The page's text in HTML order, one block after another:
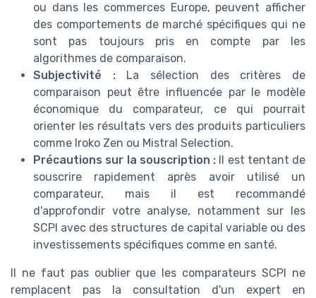
ou dans les commerces Europe, peuvent afficher
des comportements de marché spécifiques qui ne
sont pas toujours pris en compte par les
algorithmes de comparaison.
Subjectivité :La sélection des critères de
comparaison peut être influencée par le modèle
économique du comparateur, ce qui pourrait
orienter les résultats vers des produits particuliers
comme Iroko Zen ou Mistral Selection.
Précautions sur la souscription : Il est tentant de
souscrire rapidement après avoir utilisé un
comparateur, mais il est recommandé
d'approfondir votre analyse, notamment sur les
SCPI avec des structures de capital variable ou des
investissements spécifiques comme en santé.
Il ne faut pas oublier que les comparateurs SCPI ne
remplacent pas la consultation d'un expert en